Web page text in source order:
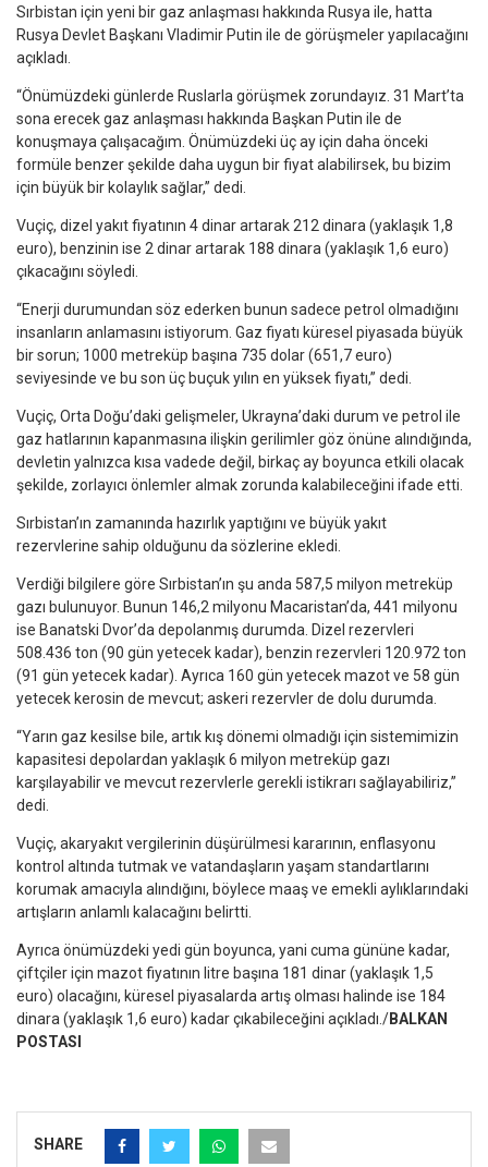
Sırbistan için yeni bir gaz anlaşması hakkında Rusya ile, hatta
Rusya Devlet Başkanı Vladimir Putin ile de görüşmeler yapılacağını
açıkladı.
“Önümüzdeki günlerde Ruslarla görüşmek zorundayız. 31 Mart’ta
sona erecek gaz anlaşması hakkında Başkan Putin ile de
konuşmaya çalışacağım. Önümüzdeki üç ay için daha önceki
formüle benzer şekilde daha uygun bir fiyat alabilirsek, bu bizim
için büyük bir kolaylık sağlar,” dedi.
Vuçiç, dizel yakıt fiyatının 4 dinar artarak 212 dinara (yaklaşık 1,8
euro), benzinin ise 2 dinar artarak 188 dinara (yaklaşık 1,6 euro)
çıkacağını söyledi.
“Enerji durumundan söz ederken bunun sadece petrol olmadığını
insanların anlamasını istiyorum. Gaz fiyatı küresel piyasada büyük
bir sorun; 1000 metreküp başına 735 dolar (651,7 euro)
seviyesinde ve bu son üç buçuk yılın en yüksek fiyatı,” dedi.
Vuçiç, Orta Doğu’daki gelişmeler, Ukrayna’daki durum ve petrol ile
gaz hatlarının kapanmasına ilişkin gerilimler göz önüne alındığında,
devletin yalnızca kısa vadede değil, birkaç ay boyunca etkili olacak
şekilde, zorlayıcı önlemler almak zorunda kalabileceğini ifade etti.
Sırbistan’ın zamanında hazırlık yaptığını ve büyük yakıt
rezervlerine sahip olduğunu da sözlerine ekledi.
Verdiği bilgilere göre Sırbistan’ın şu anda 587,5 milyon metreküp
gazı bulunuyor. Bunun 146,2 milyonu Macaristan’da, 441 milyonu
ise Banatski Dvor’da depolanmış durumda. Dizel rezervleri
508.436 ton (90 gün yetecek kadar), benzin rezervleri 120.972 ton
(91 gün yetecek kadar). Ayrıca 160 gün yetecek mazot ve 58 gün
yetecek kerosin de mevcut; askeri rezervler de dolu durumda.
“Yarın gaz kesilse bile, artık kış dönemi olmadığı için sistemimizin
kapasitesi depolardan yaklaşık 6 milyon metreküp gazı
karşılayabilir ve mevcut rezervlerle gerekli istikrarı sağlayabiliriz,”
dedi.
Vuçiç, akaryakıt vergilerinin düşürülmesi kararının, enflasyonu
kontrol altında tutmak ve vatandaşların yaşam standartlarını
korumak amacıyla alındığını, böylece maaş ve emekli aylıklarındaki
artışların anlamlı kalacağını belirtti.
Ayrıca önümüzdeki yedi gün boyunca, yani cuma gününe kadar,
çiftçiler için mazot fiyatının litre başına 181 dinar (yaklaşık 1,5
euro) olacağını, küresel piyasalarda artış olması halinde ise 184
dinara (yaklaşık 1,6 euro) kadar çıkabileceğini açıkladı./BALKAN
POSTASI
SHARE